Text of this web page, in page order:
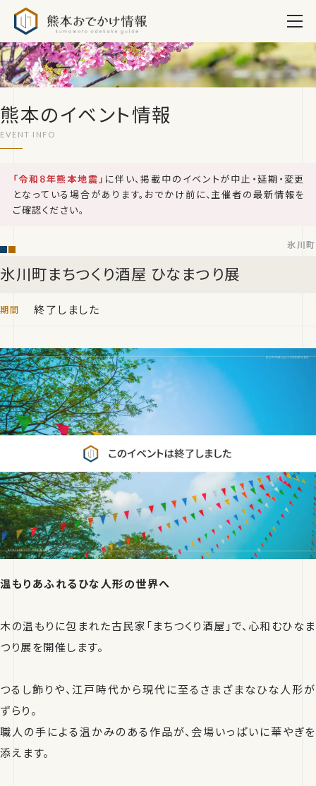
熊本のイベント情報
「令和8年熊本地震」 に伴い、掲載中のイベントが中止・延期・変更
となっている場合があります。おでかけ前に、主催者の最新情報を
ご確認ください。
氷川町まちつくり酒屋 ひなまつり展
氷川町
終了しました
温もりあふれるひな人形の世界へ
木の温もりに包まれた古民家「まちつくり酒屋」で、心和むひなま
つり展を開催します。
つるし飾りや、江戸時代から現代に至るさまざまなひな人形が
ずらり。
職人の手による温かみのある作品が、会場いっぱいに華やぎを
添えます。